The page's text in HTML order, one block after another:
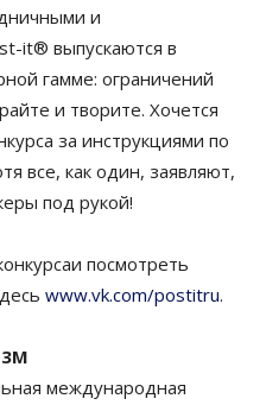
и
it® выпускаются в
гамме: ограничений
и творите. Хочется
за инструкциями по
все, как один, заявляют,
под рукой!
посмотреть
www.vk.com/postitru.
международная